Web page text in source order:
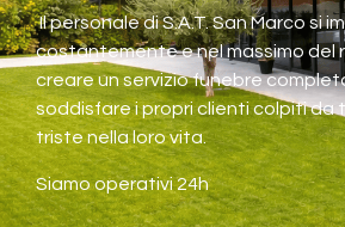
Il personale di S.A.T. San Marco si
costantemente e nel massimo del
creare un servizio funebre
soddisfare i propri clienti colpiti da
triste nella loro vita.
Siamo operativi 24h